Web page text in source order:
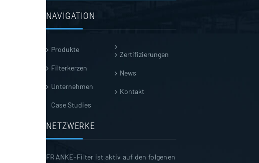
NAVIGATION
Produkte
Filterkerzen
Unternehmen
Case Studies
Zertifizierungen
News
Kontakt
NETZWERKE
FRANKE-Filter ist aktiv auf den folgenen